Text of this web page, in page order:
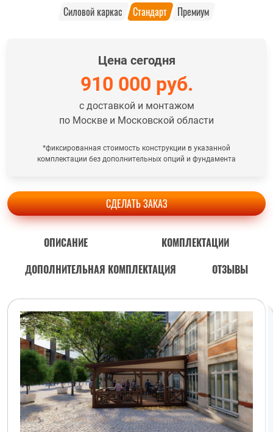
Силовой каркас Стандарт Премиум
Цена сегодня
910 000 руб.
с доставкой и монтажом
по Москве и Московской области
*фиксированная стоимость конструкции в указанной
комплектации без дополнительных опций и фундамента
СДЕЛАТЬ ЗАКАЗ
ОПИСАНИЕ
КОМПЛЕКТАЦИИ
ДОПОЛНИТЕЛЬНАЯ КОМПЛЕКТАЦИЯ
ОТЗЫВЫ